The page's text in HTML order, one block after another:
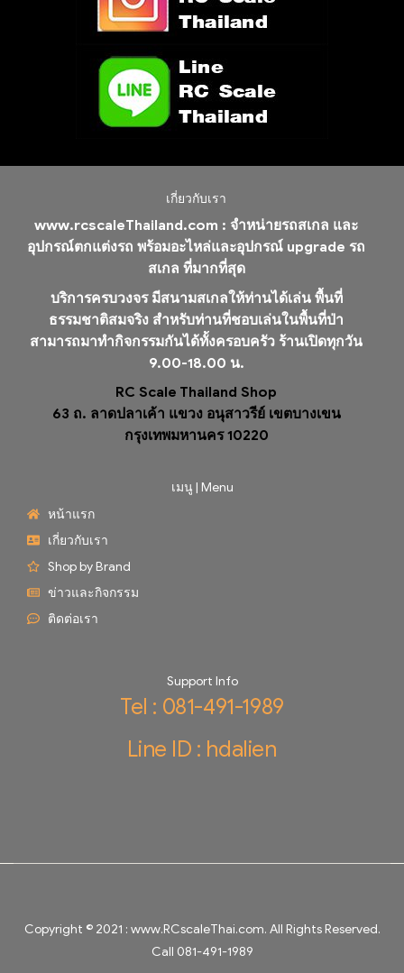
เกี่ยวกับเรา
www.rcscaleThailand.com : จำหน่ายรถสเกล และ
อุปกรณ์ตกแต่งรถ พร้อมอะไหล่และอุปกรณ์ upgrade รถ
สเกล ที่มากที่สุด
บริการครบวงจร มีสนามสเกลให้ท่านได้เล่น พื้นที่
ธรรมชาติสมจริง สำหรับท่านที่ชอบเล่นในพื้นที่ป่า
สามารถมาทำกิจกรรมกันได้ทั้งครอบครัว ร้านเปิดทุกวัน
9.00-18.00 น.
RC Scale Thailand Shop
63 ถ. ลาดปลาเค้า แขวง อนุสาวรีย์ เขตบางเขน
กรุงเทพมหานคร 10220
เมนู | Menu
หน้าแรก
เกี่ยวกับเรา
Shop by Brand
ข่าวและกิจกรรม
ติดต่อเรา
Support Info
Tel : 081-491-1989
Line ID : hdalien
Copyright © 2021 : www.RCscaleThai.com. All Rights Reserved.
Call 081-491-1989